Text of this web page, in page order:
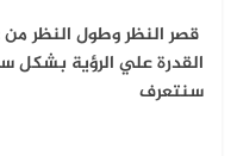
قصر النظر وطول النظر
القدرة علي الرؤية بشكل
سنتعرف